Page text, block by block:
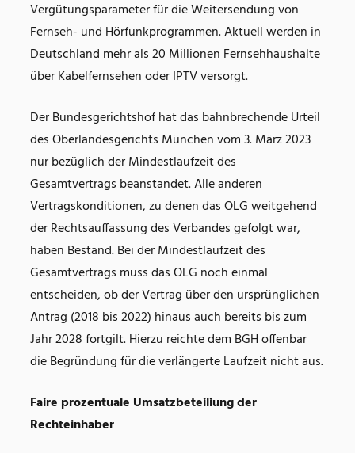
Vergütungsparameter für die Weitersendung von
Fernseh- und Hörfunkprogrammen. Aktuell werden in
Deutschland mehr als 20 Millionen Fernsehhaushalte
über Kabelfernsehen oder IPTV versorgt.
Der Bundesgerichtshof hat das bahnbrechende Urteil
des Oberlandesgerichts München vom 3. März 2023
nur bezüglich der Mindestlaufzeit des
Gesamtvertrags beanstandet. Alle anderen
Vertragskonditionen, zu denen das OLG weitgehend
der Rechtsauffassung des Verbandes gefolgt war,
haben Bestand. Bei der Mindestlaufzeit des
Gesamtvertrags muss das OLG noch einmal
entscheiden, ob der Vertrag über den ursprünglichen
Antrag (2018 bis 2022) hinaus auch bereits bis zum
Jahr 2028 fortgilt. Hierzu reichte dem BGH offenbar
die Begründung für die verlängerte Laufzeit nicht aus.
Faire prozentuale Umsatzbeteiliung der
Rechteinhaber